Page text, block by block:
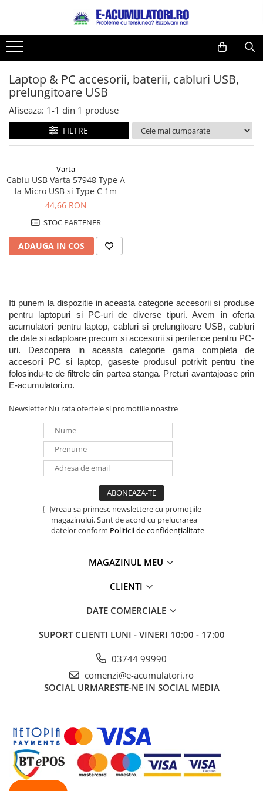
Toate Produsele
Acumulatori, Baterii si Incarcatoare
Uzuale
Baterii
Baterii alcaline
Baterii litiu
Zinc-Carbon
Baterii auditive
Accesorii baterii
Baterii Industriale
Acumulatori
Ni-MH
Li-Ion
Panouri fotovoltaice si accesorii
Panouri fotovoltaice
Sisteme prindere panouri
fotovoltaice
Accesorii
Invertoare
Invertoare Hibrid
Controlere solare
Convertoare de tensiune
Sisteme de stocare energie
Pachete complete stocare energie
Sisteme de Stocare Comerciale
Sisteme fotovoltaice de putere
Pachete sisteme fotovoltaice
Statii de incarcare vehicule
Statii de incarcare
Prize de incarcare vehicule
electrice
Accesorii
Turbine eoliene pentru casă
Reduceri de vara
Cabluri
Acumulatori
Diverse
Prelungitoare
Panouri fotovoltaice
Sisteme de prindere
Statii de incarcare EV
UPS
Laptop & PC accesorii, baterii, cabluri USB,
prelungitoare USB
Afiseaza: 1-1 din 1 produse
FILTRE
Varta
Cablu USB Varta 57948 Type A
la Micro USB si Type C 1m
44,66 RON
STOC PARTENER
ADAUGA IN COS
Iti punem la dispozitie in aceasta categorie accesorii si produse
pentru laptopuri si PC-uri de diverse tipuri. Avem in oferta
acumulatori pentru laptop, cabluri si prelungitoare USB, cabluri
de date si adaptoare precum si accesorii si periferice pentru PC-
uri. Descopera in aceasta categorie gama completa de
accesorii PC si laptop, gaseste produsul potrivit pentru tine
folosindu-te de filtrele din partea stanga. Preturi avantajoase prin
E-acumulatori.ro.
Newsletter Nu rata ofertele si promotiile noastre
Vreau sa primesc newslettere cu promoțiile
magazinului. Sunt de acord cu prelucrarea
datelor conform Politicii de confidențialitate
MAGAZINUL MEU
CLIENTI
DATE COMERCIALE
SUPORT CLIENTI LUNI - VINERI 10:00 - 17:00
03744 99990
comenzi@e-acumulatori.ro
SOCIAL URMARESTE-NE IN SOCIAL MEDIA